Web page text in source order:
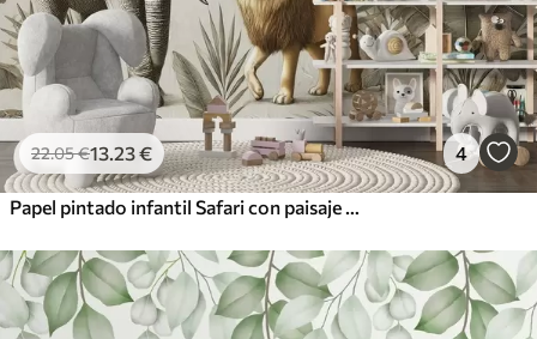
22.05€13 .23€ 4